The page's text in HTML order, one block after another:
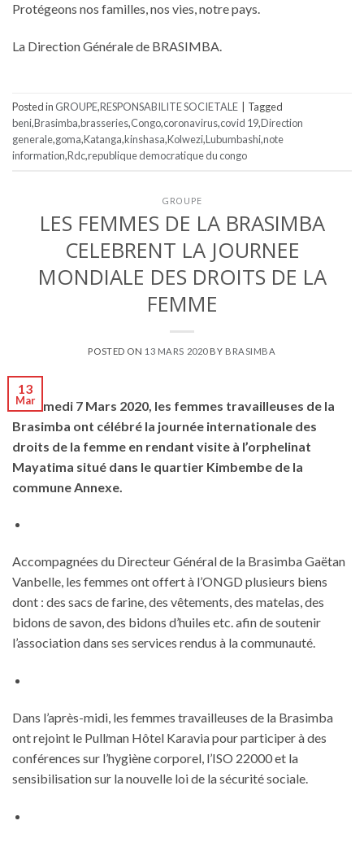
Protégeons nos familles, nos vies, notre pays.
La Direction Générale de BRASIMBA.
Posted in GROUPE,RESPONSABILITE SOCIETALE
Tagged
beni,Brasimba,brasseries,Congo,coronavirus,covid 19,Direction
generale,goma,Katanga,kinshasa,Kolwezi,Lubumbashi,note
information,Rdc,republique democratique du congo
GROUPE
LES FEMMES DE LA BRASIMBA
CELEBRENT LA JOURNEE
MONDIALE DES DROITS DE LA
FEMME
POSTED ON 13 MARS 2020 BY BRASIMBA
13
Mar
Le samedi 7 Mars 2020, les femmes travailleuses de la
Brasimba ont célébré la journée internationale des
droits de la femme en rendant visite à l’orphelinat
Mayatima situé dans le quartier Kimbembe de la
commune Annexe.
Accompagnées du Directeur Général de la Brasimba Gaëtan
Vanbelle, les femmes ont offert à l’ONGD plusieurs biens
dont : des sacs de farine, des vêtements, des matelas, des
bidons de savon, des bidons d’huiles etc. afin de soutenir
l’association dans ses services rendus à la communauté.
Dans l’après-midi, les femmes travailleuses de la Brasimba
ont rejoint le Pullman Hôtel Karavia pour participer à des
conférences sur l’hygiène corporel, l’ISO 22000 et la
sensibilisation sur la nouvelle loi de la sécurité sociale.